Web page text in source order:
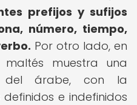
prefijos y sufijos
número, tiempo,
Por otro lado, en
muestra una
del árabe, con la
e indefinidos